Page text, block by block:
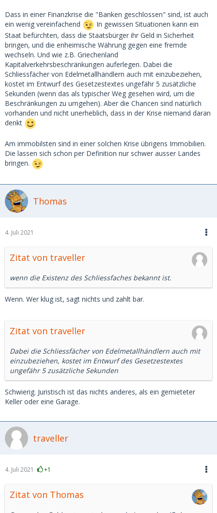
Bei einer Finanzkrise (siehe Griechenland) sind die Banken
geschlossen. Dann kommt man auch nicht an sein Geld im
Schließfach.
Dass in einer Finanzkrise die "Banken geschlossen" sind, ist auch
ein wenig vereinfachend
In gewissen Situationen kann ein
Staat befürchten, dass die Staatsbürger ihr Geld in Sicherheit
bringen, und die enheimische Währung gegen eine fremde
wechseln. Und wie z.B. Griechenland
Kapitalverkehrsbeschränkungen auferlegen. Dabei die
Schliessfächer von Edelmetallhändlern auch mit einzubeziehen,
kostet im Entwurf des Gesetzestextes ungefähr 5 zusätzliche
Sekunden (wenn das als typischer Weg gesehen wird, um die
Beschränkungen zu umgehen). Aber die Chancen sind natürlich
vorhanden und nicht unerheblich, dass in der Krise niemand daran
denkt
Am immobilsten sind in einer solchen Krise übrigens Immobilien.
Die lassen sich schon per Definition nur schwer ausser Landes
bringen.
Thomas
4. Juli 2021
Zitat von traveller
wenn die Existenz des Schliessfaches bekannt ist.
Wenn. Wer klug ist, sagt nichts und zahlt bar.
Zitat von traveller
Dabei die Schliessfächer von Edelmetallhändlern auch mit
einzubeziehen, kostet im Entwurf des Gesetzestextes
ungefähr 5 zusätzliche Sekunden
Schwierig. Juristisch ist das nichts anderes, als ein gemieteter
Keller oder eine Garage.
traveller
4. Juli 2021 +1
Zitat von Thomas